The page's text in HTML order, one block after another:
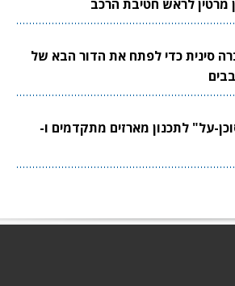
מרטין לראש חטיבת הרכב
סינית כדי לפתח את הדור הבא של
על" לתכנון מארזים מתקדמים ו-